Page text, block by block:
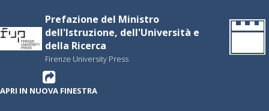
Prefazione del Ministro
dell'Istruzione, dell'Università e
della Ricerca
Firenze University Press
APRI IN NUOVA FINESTRA